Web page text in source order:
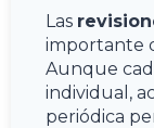
Las
importante
Aunque
individual,
periódica